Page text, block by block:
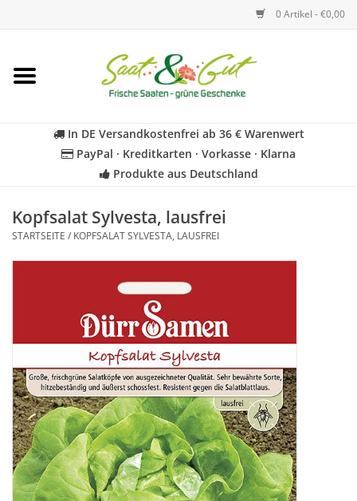
0 Artikel - €0,00
Startseite
Kräuter
Geschenkideen
Katalog
In DE Versandkostenfrei ab 36 € Warenwert
PayPal · Kreditkarten · Vorkasse · Klarna
Produkte aus Deutschland
Kopfsalat Sylvesta, lausfrei
STARTSEITE / KOPFSALAT SYLVESTA, LAUSFREI